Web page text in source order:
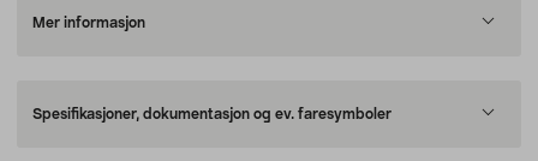
Mer informasjon
Spesifikasjoner, dokumentasjon og ev. faresymboler